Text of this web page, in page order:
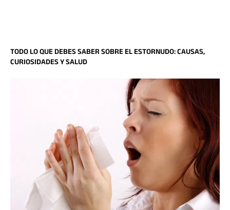
TODO LO QUE DEBES SABER SOBRE EL ESTORNUDO: CAUSAS,
CURIOSIDADES Y SALUD